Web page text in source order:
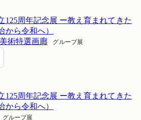
125周年記念展 ー教え育まれてきた
から令和へ）
術特選画廊
グループ展
125周年記念展 ー教え育まれてきた
から令和へ）
グループ展